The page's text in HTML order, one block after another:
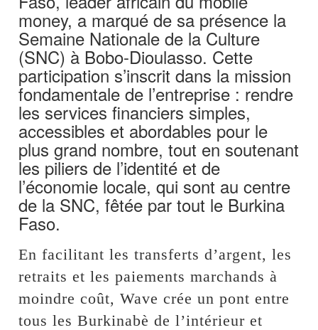
money, a marqué de sa présence la
Semaine Nationale de la Culture
(SNC) à Bobo-Dioulasso. Cette
participation s’inscrit dans la mission
fondamentale de l’entreprise : rendre
les services financiers simples,
accessibles et abordables pour le
plus grand nombre, tout en soutenant
les piliers de l’identité et de
l’économie locale, qui sont au centre
de la SNC, fêtée par tout le Burkina
Faso.
En facilitant les transferts d’argent, les
retraits et les paiements marchands à
moindre coût, Wave crée un pont entre
tous les Burkinabè de l’intérieur et